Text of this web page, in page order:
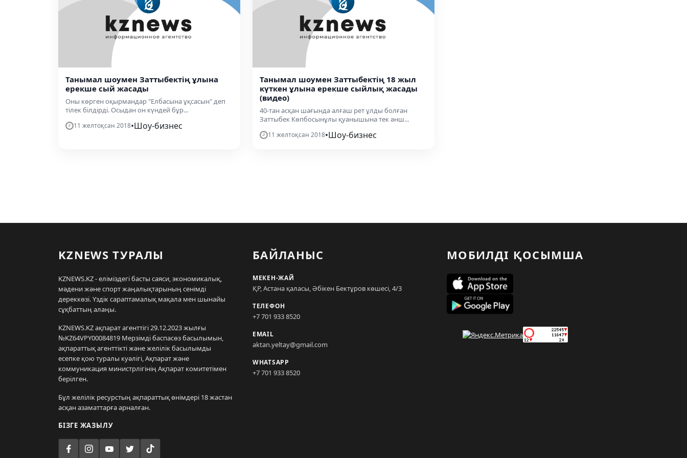
Танымал шоумен Заттыбектің ұлына
ерекше сый жасады
Оны көрген оқырмандар "Елбасына ұқсасын" деп
тілек білдірді. Осыдан он күндей бұр...
11 желтоқсан 2018•Шоу-бизнес
Танымал шоумен Заттыбектің 18 жыл
күткен ұлына ерекше сыйлық жасады
(видео)
40-тан асқан шағында алғаш рет ұлды болған
Заттыбек Көпбосынұлы қуанышына тек әнш...
11 желтоқсан 2018•Шоу-бизнес
KZNEWS ТУРАЛЫ
KZNEWS.KZ - еліміздегі басты саяси, экономикалық,
мәдени және спорт жаңалықтарының сенімді
дереккөзі. Үздік сараптамалық мақала мен шынайы
сұқбаттың алаңы.
KZNEWS.KZ ақпарат агенттігі 29.12.2023 жылғы
№KZ64VPY00084819 Мерзімді баспасөз басылымын,
ақпараттық агенттікті және желілік басылымды
есепке қою туралы куәлігі, Ақпарат және
коммуникация министрлігінің Ақпарат комитетімен
берілген.
Бұл желілік ресурстың ақпараттық өнімдері 18 жастан
асқан азаматтарға арналған.
БІЗГЕ ЖАЗЫЛУ
БАЙЛАНЫС
МЕКЕН-ЖАЙ
ҚР, Астана қаласы, Әбікен Бектұров көшесі, 4/3
ТЕЛЕФОН
+7 701 933 8520
EMAIL
aktan.yeltay@gmail.com
WHATSAPP
+7 701 933 8520
МОБИЛДІ ҚОСЫМША